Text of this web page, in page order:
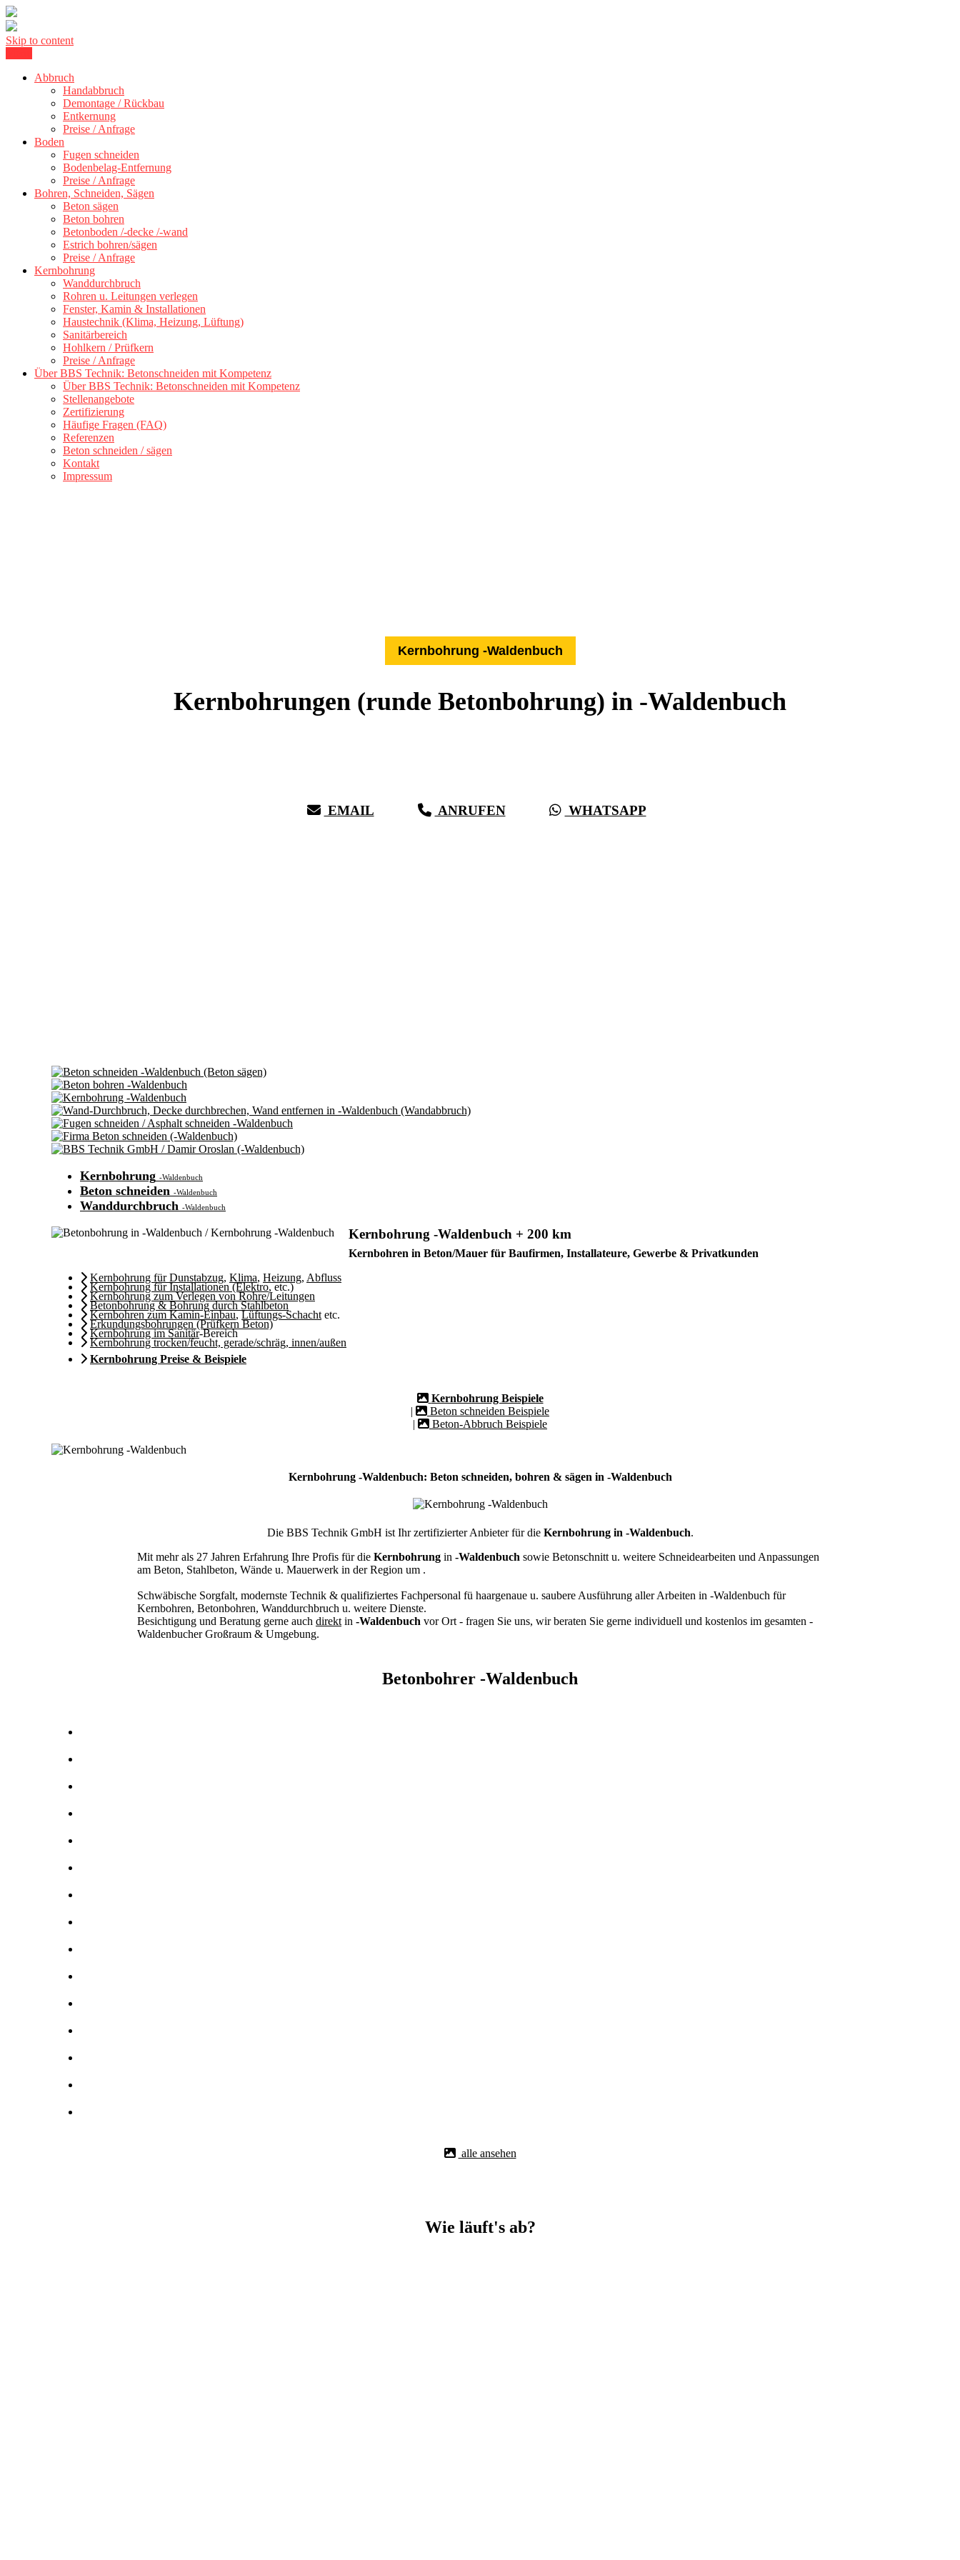
Skip to content
BBS Technik GmbH
Abbruch
Handabbruch
Demontage / Rückbau
Entkernung
Preise / Anfrage
Boden
Fugen schneiden
Bodenbelag-Entfernung
Preise / Anfrage
Bohren, Schneiden, Sägen
Beton sägen
Beton bohren
Betonboden /-decke /-wand
Estrich bohren/sägen
Preise / Anfrage
Kernbohrung
Wanddurchbruch
Rohren u. Leitungen verlegen
Fenster, Kamin & Installationen
Haustechnik (Klima, Heizung, Lüftung)
Sanitärbereich
Hohlkern / Prüfkern
Preise / Anfrage
Über BBS Technik: Betonschneiden mit Kompetenz
Über BBS Technik: Betonschneiden mit Kompetenz
Stellenangebote
Zertifizierung
Häufige Fragen (FAQ)
Referenzen
Beton schneiden / sägen
Kontakt
Impressum
Kernbohrung -Waldenbuch
Kernbohrungen (runde Betonbohrung) in -Waldenbuch
EMAIL ANRUFEN WHATSAPP
Kernbohrung -Waldenbuch
Beton schneiden -Waldenbuch
Wanddurchbruch -Waldenbuch
Kernbohrung -Waldenbuch + 200 km
Kernbohren in Beton/Mauer für Baufirmen, Installateure, Gewerbe & Privatkunden
Kernbohrung für Dunstabzug, Klima, Heizung, Abfluss
Kernbohrung für Installationen (Elektro, etc.)
Kernbohrung zum Verlegen von Rohre/Leitungen
Betonbohrung & Bohrung durch Stahlbeton
Kernbohren zum Kamin-Einbau,Lüftungs-Schacht etc.
Erkundungsbohrungen (Prüfkern Beton)
Kernbohrung im Sanitär-Bereich
Kernbohrung trocken/feucht, gerade/schräg, innen/außen
Kernbohrung Preise & Beispiele
Kernbohrung Beispiele
|
Beton schneiden Beispiele
|
Beton-Abbruch Beispiele
Kernbohrung -Waldenbuch: Beton schneiden, bohren & sägen in -Waldenbuch
Die BBS Technik GmbH ist Ihr zertifizierter Anbieter für die Kernbohrung in -Waldenbuch.
Mit mehr als 27 Jahren Erfahrung Ihre Profis für die Kernbohrung in -Waldenbuch sowie Betonschnitt u. weitere Schneidearbeiten und Anpassungen
am Beton, Stahlbeton, Wände u. Mauerwerk in der Region um .
Schwäbische Sorgfalt, modernste Technik & qualifiziertes Fachpersonal fü haargenaue u. saubere Ausführung aller Arbeiten in -Waldenbuch für
Kernbohren, Betonbohren, Wanddurchbruch u. weitere Dienste.
Besichtigung und Beratung gerne auch direkt in -Waldenbuch vor Ort - fragen Sie uns, wir beraten Sie gerne individuell und kostenlos im gesamten -
Waldenbucher Großraum & Umgebung.
Betonbohrer -Waldenbuch
alle ansehen
Wie läuft's ab?